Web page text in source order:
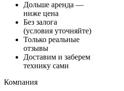
Дольше аренда —
ниже цена
Без залога
(условия уточняйте)
Только реальные
отзывы
Доставим и заберем
технику сами
Компания